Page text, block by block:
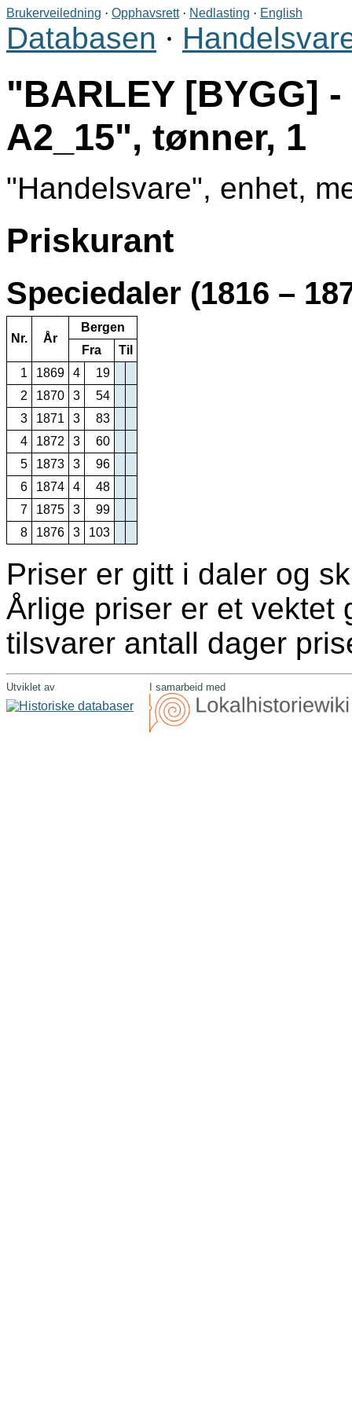
Brukerveiledning · Opphavsrett· Nedlasting · English
Databasen ·
BARLEY [BYGG]
A2_15 , tønner, 1
Handelsvare , enhet,
Priskurant
Speciedaler (1816 –
Nr. År
Bergen
Fra
Til
1
1869 4
19
2
1870 3
54
3
1871 3
83
4
1872 3
60
5
1873 3
96
6
1874 4
48
7
1875 3
99
8
1876 3 103
Priser er gitt i daler og
Årlige priser er et vektet
tilsvarer antall dager
Utviklet av I samarbeid med